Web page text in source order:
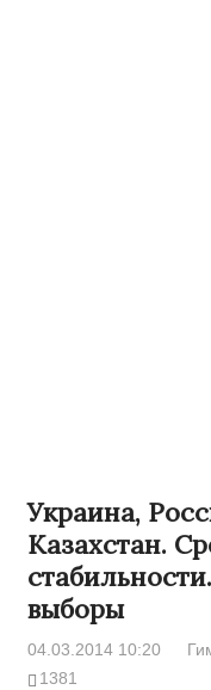
Украина,
Казахстан.
выборы
04.03.2014 10:20
1381